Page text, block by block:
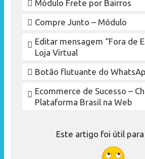
Módulo Frete por Bairros
Compre Junto – Módulo
Editar mensagem “Fora de
Loja Virtual
Botão flutuante do
Ecommerce de Sucesso –
Plataforma Brasil na Web
Este artigo foi útil para